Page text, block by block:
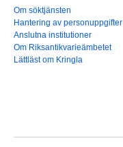
Om söktjänsten
Hantering av personuppgifter
Anslutna institutioner
Om Riksantikvarieämbetet
Lättläst om Kringla